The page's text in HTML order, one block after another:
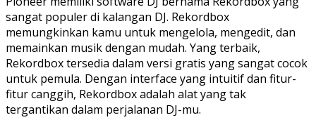
sangat populer di kalangan DJ. Rekordbox
memungkinkan kamu untuk mengelola, mengedit, dan
memainkan musik dengan mudah. Yang terbaik,
Rekordbox tersedia dalam versi gratis yang sangat cocok
untuk pemula. Dengan interface yang intuitif dan fitur-
fitur canggih, Rekordbox adalah alat yang tak
tergantikan dalam perjalanan DJ-mu.